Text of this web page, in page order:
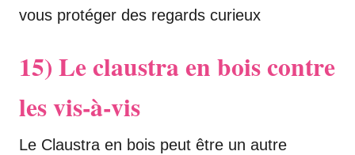
vous protéger des regards curieux
15) Le claustra en bois contre
les vis-à-vis
Le Claustra en bois peut être un autre